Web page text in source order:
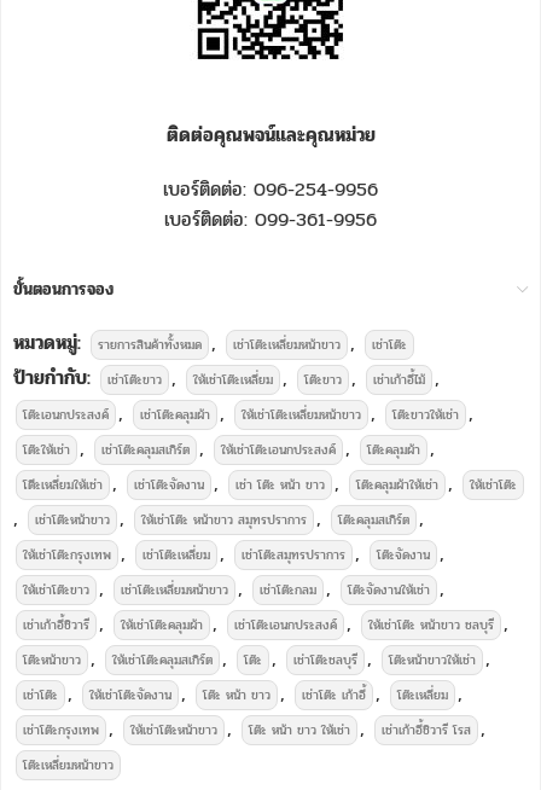
ติดต่อคุณพจน์และคุณหม่วย
เบอร์ติดต่อ: 096-254-9956
เบอร์ติดต่อ: 099-361-9956
ขั้นตอนการจอง
หมวดหมู่: รายการสินค้าทั้งหมด , เช่าโต๊ะเหลี่ยมหน้าขาว , เช่าโต๊ะ
ป้ายกำกับ: เช่าโต๊ะขาว , ให้เช่าโต๊ะเหลี่ยม , โต๊ะขาว , เช่าเก้าอี้ไม้ ,
โต๊ะเอนกประสงค์ , เช่าโต๊ะคลุมผ้า , ให้เช่าโต๊ะเหลี่ยมหน้าขาว , โต๊ะขาวให้เช่า ,
โต๊ะให้เช่า , เช่าโต๊ะคลุมสเกิร์ต , ให้เช่าโต๊ะเอนกประสงค์ , โต๊ะคลุมผ้า ,
โตีะเหลี่ยมให้เช่า , เช่าโต๊ะจัดงาน , เช่า โต๊ะ หน้า ขาว , โต๊ะคลุมผ้าให้เช่า , ให้เช่าโต๊ะ
, เช่าโต๊ะหน้าขาว , ให้เช่าโต๊ะ หน้าขาว สมุทรปราการ , โต๊ะคลุมสเกิร์ต ,
ให้เช่าโต๊ะกรุงเทพ , เช่าโต๊ะเหลี่ยม , เช่าโต๊ะสมุทรปราการ , โต๊ะจัดงาน ,
ให้เช่าโต๊ะขาว , เช่าโต๊ะเหลี่ยมหน้าขาว , เช่าโต๊ะกลม , โต๊ะจัดงานให้เช่า ,
เช่าเก้าอี้ชิวารี , ให้เช่าโต๊ะคลุมผ้า , เช่าโต๊ะเอนกประสงค์ , ให้เช่าโต๊ะ หน้าขาว ชลบุรี ,
โต๊ะหน้าขาว , ให้เช่าโต๊ะคลุมสเกิร์ต , โต๊ะ , เช่าโต๊ะชลบุรี , โต๊ะหน้าขาวให้เช่า ,
เช่าโต๊ะ , ให้เช่าโต๊ะจัดงาน , โต๊ะ หน้า ขาว , เช่าโต๊ะ เก้าอี้ , โต๊ะเหลี่ยม ,
เช่าโต๊ะกรุงเทพ , ให้เช่าโต๊ะหน้าขาว , โต๊ะ หน้า ขาว ให้เช่า , เช่าเก้าอี้ชิวารี โรส ,
โต๊ะเหลี่ยมหน้าขาว